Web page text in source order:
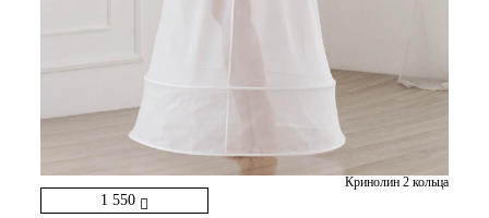
1 550
Кринолин 2 кольца